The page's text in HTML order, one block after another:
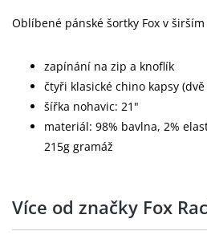
Oblíbené pánské šortky Fox v
zapínání na zip a knoflík
čtyři klasické chino kapsy
šířka nohavic: 21"
materiál: 98% bavlna, 2%
215g gramáž
Více od značky Fox